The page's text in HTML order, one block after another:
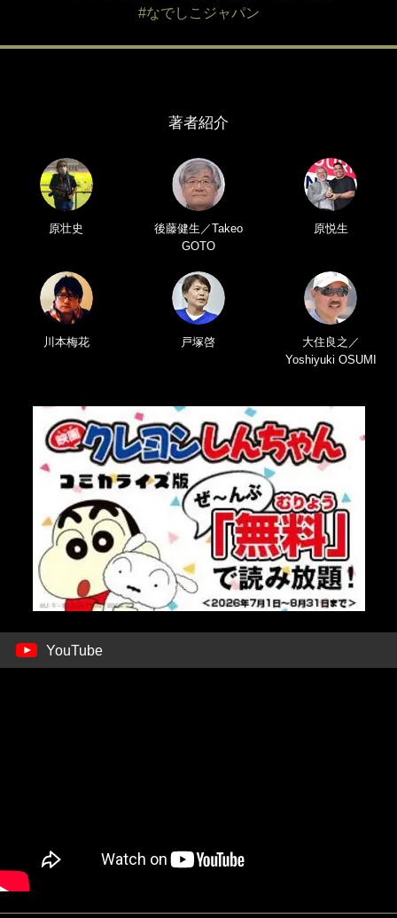
#なでしこジャパン
著者紹介
原壮史
後藤健生／Takeo
GOTO
原悦生
川本梅花 戸塚啓
大住良之／
Yoshiyuki OSUMI
YouTube